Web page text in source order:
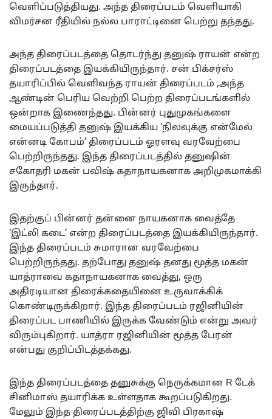
வெளிப்படுத்தியது. அந்த திரைப்படம் வெளியாகி
விமர்சன ரீதியில் நல்ல பாராட்டினை பெற்று தந்தது.
அந்த திரைப்படத்தை தொடர்ந்து தனுஷ் ராயன் என்ற
திரைப்படத்தை இயக்கியிருந்தார். சன் பிக்சர்ஸ்
தயாரிப்பில் வெளிவந்த ராயன் திரைப்படம் ,அந்த
ஆண்டின் பெரிய வெற்றி பெற்ற திரைப்படங்களில்
ஒன்றாக இணைந்தது. பின்னர் புதுமுகங்களை
மையப்படுத்தி தனுஷ் இயக்கிய ‘நிலவுக்கு என்மேல்
என்னடி கோபம்’ திரைப்படம் ஓரளவு வரவேற்பை
பெற்றிருந்தது. இந்த திரைப்படத்தில் தனுஷின்
சகோதரி மகன் பவிஷ் கதாநாயகனாக அறிமுகமாக்கி
இருந்தார்.
இதற்குப் பின்னர் தன்னை நாயகனாக வைத்தே
‘இட்லி கடை’ என்ற திரைப்படத்தை இயக்கியிருந்தார்.
இந்த திரைப்படம் சுமாரான வரவேற்பை
பெற்றிருந்தது. தற்போது தனுஷ் தனது மூத்த மகன்
யாத்ராவை கதாநாயகனாக வைத்து, ஒரு
அதிரடியான திரைக்கதையினை உருவாக்கிக்
கொண்டிருக்கிறார். இந்த திரைப்படம் ரஜினியின்
திரைப்பட பாணியில் இருக்க வேண்டும் என்று அவர்
விரும்புகிறார். யாத்ரா ரஜினியின் மூத்த பேரன்
என்பது குறிப்பிடத்தக்கது.
இந்த திரைப்படத்தை தனுசுக்கு நெருக்கமான R டேக்
சினிமாஸ் தயாரிக்க உள்ளதாக கூறப்படுகிறது.
மேலும் இந்த திரைப்படத்திற்கு ஜிவி பிரகாஷ்